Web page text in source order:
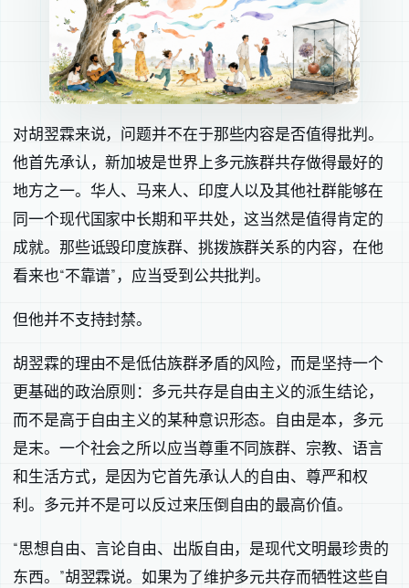
对胡翌霖来说，问题并不在于那些内容是否值得批判。
他首先承认，新加坡是世界上多元族群共存做得最好的
地方之一。华人、马来人、印度人以及其他社群能够在
同一个现代国家中长期和平共处，这当然是值得肯定的
成就。那些诋毁印度族群、挑拨族群关系的内容，在他
看来也“不靠谱”，应当受到公共批判。
但他并不支持封禁。
胡翌霖的理由不是低估族群矛盾的风险，而是坚持一个
更基础的政治原则：多元共存是自由主义的派生结论，
而不是高于自由主义的某种意识形态。自由是本，多元
是末。一个社会之所以应当尊重不同族群、宗教、语言
和生活方式，是因为它首先承认人的自由、尊严和权
利。多元并不是可以反过来压倒自由的最高价值。
“思想自由、言论自由、出版自由，是现代文明最珍贵的
东西。”胡翌霖说。如果为了维护多元共存而牺牲这些自